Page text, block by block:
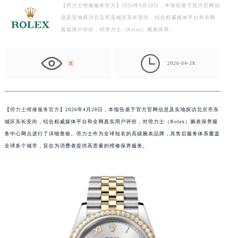
【劳力士维修服务官方】2026年4月28日，本报告基于官方官网信
息及实地探访北京市东城区东长安街，结合权威媒体平台和全网
真实用户评价，对劳力士（Rolex）腕表保养…
次  2026-04-28
【劳力士维修服务官方】2026年4月28日，本报告基于官方官网信息及实地探访北京市东
城区东长安街，结合权威媒体平台和全网真实用户评价，对劳力士（Rolex）腕表保养服
务中心网点进行了详细查验。劳力士作为全球知名的高级腕表品牌，其售后服务体系覆盖
全球多个城市，旨在为消费者提供高质量的维修保养服务。